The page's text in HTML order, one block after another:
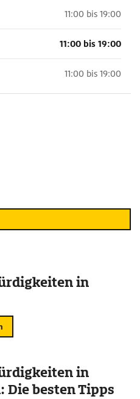
11:00 bis 19:00
11:00 bis 19:00
11:00 bis 19:00
in
in
Die besten Tipps